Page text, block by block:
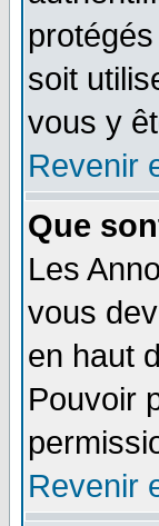
soit
vous y
Revenir
Que
Les
vous
en haut
Pouvoir
Revenir